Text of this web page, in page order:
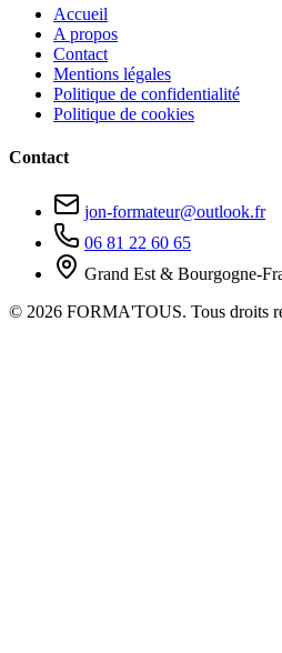
Accueil
A propos
Contact
Mentions légales
Politique de confidentialité
Politique de cookies
Contact
jon-formateur@outlook.fr
06 81 22 60 65
Grand Est & Bourgogne-
© 2026 FORMA'TOUS. Tous droits